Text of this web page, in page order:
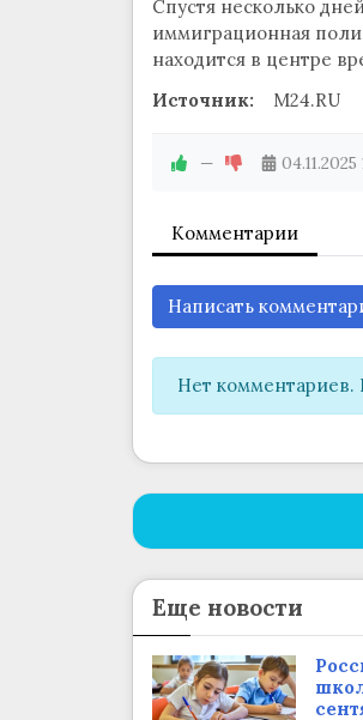
Спустя несколько
иммиграционная
находится в центре
Источник:
M24.RU
— 04.11.2025
Комментарии
Написать
Нет
Еще новости